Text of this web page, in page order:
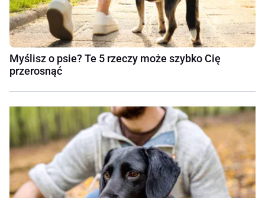
Myślisz o psie? Te 5 rzeczy może szybko Cię
przerosnąć